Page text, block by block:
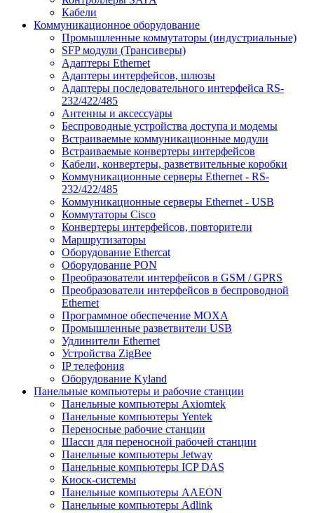
Кабели
Коммуникационное оборудование
Промышленные коммутаторы (индустриальные)
SFP модули (Трансиверы)
Адаптеры Ethernet
Адаптеры интерфейсов, шлюзы
Адаптеры последовательного интерфейса RS-
232/422/485
Антенны и аксессуары
Беспроводные устройства доступа и модемы
Встраиваемые коммуникационные модули
Встраиваемые конвертеры интерфейсов
Кабели, конвертеры, разветвительные коробки
Коммуникационные серверы Ethernet - RS-
232/422/485
Коммуникационные серверы Ethernet - USB
Коммутаторы Cisco
Конвертеры интерфейсов, повторители
Маршрутизаторы
Оборудование Ethercat
Оборудование PON
Преобразователи интерфейсов в GSM / GPRS
Преобразователи интерфейсов в беспроводной
Ethernet
Программное обеспечение MOXA
Промышленные разветвители USB
Удлинители Ethernet
Устройства ZigBee
IP телефония
Оборудование Kyland
Панельные компьютеры и рабочие станции
Панельные компьютеры Axiomtek
Панельные компьютеры Yentek
Переносные рабочие станции
Шасси для переносной рабочей станции
Панельные компьютеры Jetway
Панельные компьютеры ICP DAS
Киоск-системы
Панельные компьютеры AAEON
Панельные компьютеры Adlink